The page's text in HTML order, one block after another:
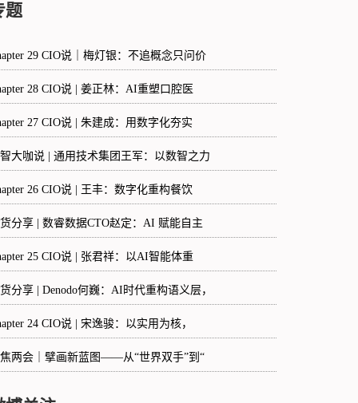
题
29 CIO说｜梅灯银：不追概念只问价
28 CIO说 | 姜正林：AI重塑口腔医
27 CIO说 | 朱建成：用数字化夯实
大咖说 | 通用技术集团王军：以数智之力
26 CIO说 | 王丰：数字化重构餐饮
分享 | 数睿数据CTO赵定：AI 赋能自主
25 CIO说 | 张君祥：以AI智能体重
分享 | Denodo何巍：AI时代重构语义层，
24 CIO说 | 宋逸骏：以实用为核，
两会｜擘画新蓝图——从“世界双手”到“